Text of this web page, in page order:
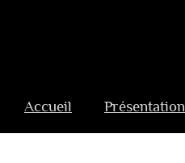
Accueil Présentation